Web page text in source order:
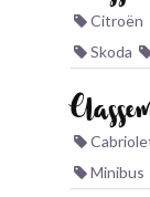
Citroën
Skoda
Minibus